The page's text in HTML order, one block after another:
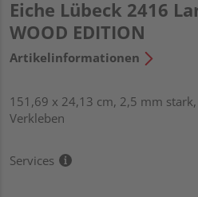
Eiche Lübeck 2416
WOOD EDITION
Artikelinformationen
151,69 x 24,13 cm, 2,5 mm
Verkleben
Services